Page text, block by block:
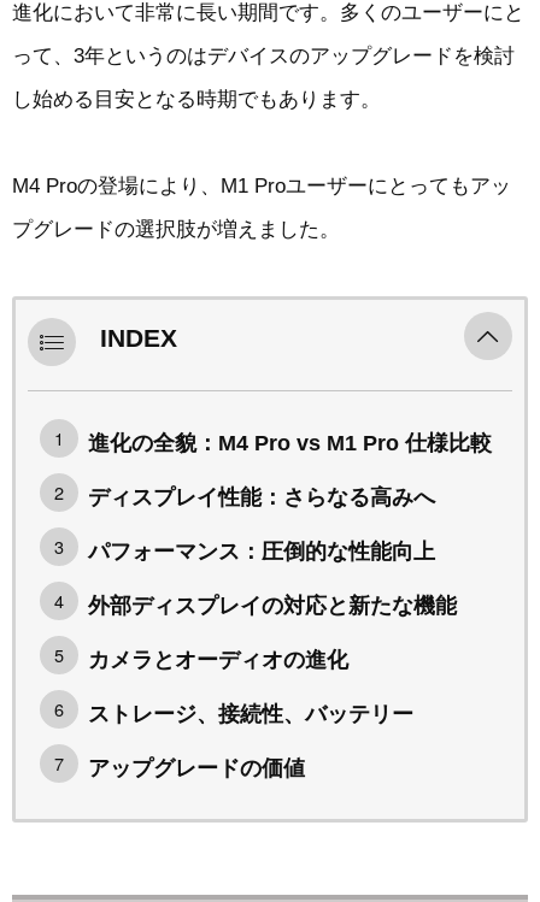
進化において非常に長い期間です。多くのユーザーにと
って、3年というのはデバイスのアップグレードを検討
し始める目安となる時期でもあります。
M4 Proの登場により、M1 Proユーザーにとってもアッ
プグレードの選択肢が増えました。
INDEX
進化の全貌：M4 Pro vs M1 Pro 仕様比較
ディスプレイ性能：さらなる高みへ
パフォーマンス：圧倒的な性能向上
外部ディスプレイの対応と新たな機能
カメラとオーディオの進化
ストレージ、接続性、バッテリー
アップグレードの価値